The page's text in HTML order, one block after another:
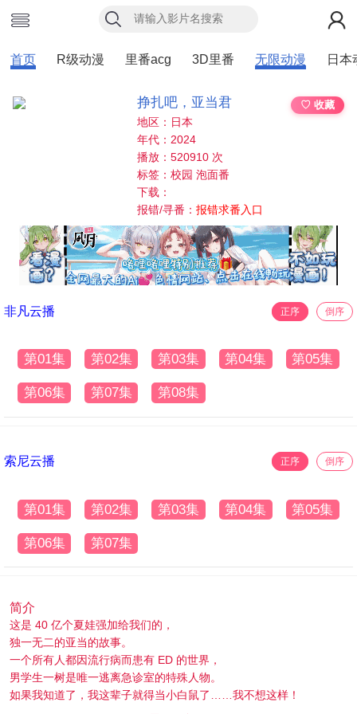
首页 R级动漫 里番acg 3D里番 无限动漫 日本
挣扎吧，亚当君
♡ 收藏
地区：日本
年代：2024
播放：520910 次
标签：校园 泡面番
下载：
报错/寻番：报错求番入口
非凡云播 正序 倒序
第01集 第02集 第03集 第04集 第05集
第06集 第07集 第08集
索尼云播 正序 倒序
第01集 第02集 第03集 第04集 第05集
第06集 第07集
简介
这是 40 亿个夏娃强加给我们的，
独一无二的亚当的故事。
一个所有人都因流行病而患有 ED 的世界，
男学生一树是唯一逃离急诊室的特殊人物。
如果我知道了，我这辈子就得当小白鼠了……我不想这样！